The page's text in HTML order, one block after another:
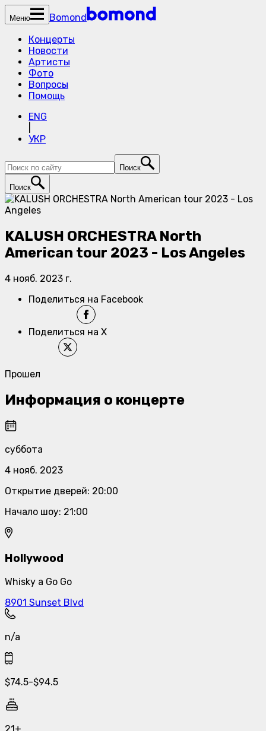
Меню
Bomond
Концерты
Новости
Артисты
Фото
Вопросы
Помощь
ENG
УКР
Поиск
Поиск
KALUSH ORCHESTRA North
American tour 2023 - Los Angeles
4 нояб. 2023 г.
Поделиться на Facebook
Поделиться на X
Прошел
Информация о концерте
суббота
4 нояб. 2023
Открытие дверей: 20:00
Начало шоу: 21:00
Hollywood
Whisky a Go Go
8901 Sunset Blvd
n/a
$74.5-$94.5